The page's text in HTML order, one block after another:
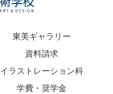
東美ギャラリー
資料請求
イラストレーション科
学費・奨学金